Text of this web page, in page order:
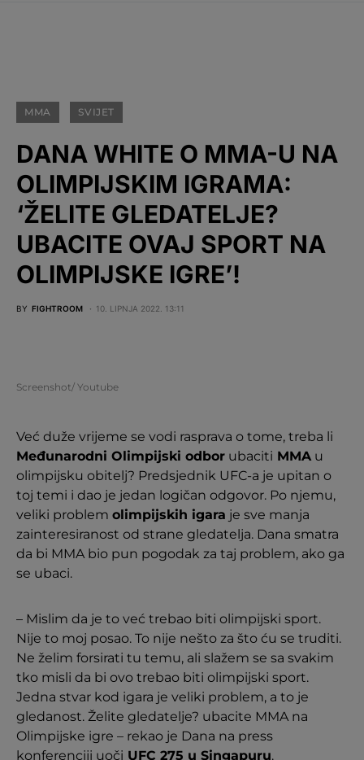
MMA SVIJET
DANA WHITE O MMA-U NA
OLIMPIJSKIM IGRAMA:
‘ŽELITE GLEDATELJE?
UBACITE OVAJ SPORT NA
OLIMPIJSKE IGRE’!
BY FIGHTROOM 10. LIPNJA 2022. 13:11
Screenshot/ Youtube
Već duže vrijeme se vodi rasprava o tome, treba li
Međunarodni Olimpijski odbor ubaciti MMA u
olimpijsku obitelj? Predsjednik UFC-a je upitan o
toj temi i dao je jedan logičan odgovor. Po njemu,
veliki problem olimpijskih igara je sve manja
zainteresiranost od strane gledatelja. Dana smatra
da bi MMA bio pun pogodak za taj problem, ako ga
se ubaci.
– Mislim da je to već trebao biti olimpijski sport.
Nije to moj posao. To nije nešto za što ću se truditi.
Ne želim forsirati tu temu, ali slažem se sa svakim
tko misli da bi ovo trebao biti olimpijski sport.
Jedna stvar kod igara je veliki problem, a to je
gledanost. Želite gledatelje? ubacite MMA na
Olimpijske igre – rekao je Dana na press
konferenciji uoči UFC 275 u Singapuru.